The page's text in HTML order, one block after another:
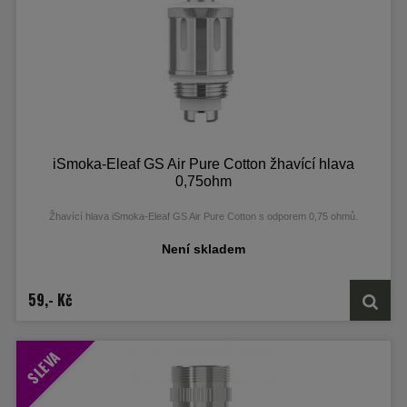
iSmoka-Eleaf GS Air Pure Cotton žhavící hlava
0,75ohm
Žhavící hlava iSmoka-Eleaf GS Air Pure Cotton s odporem 0,75 ohmů.
Není skladem
59,- Kč
SLEVA